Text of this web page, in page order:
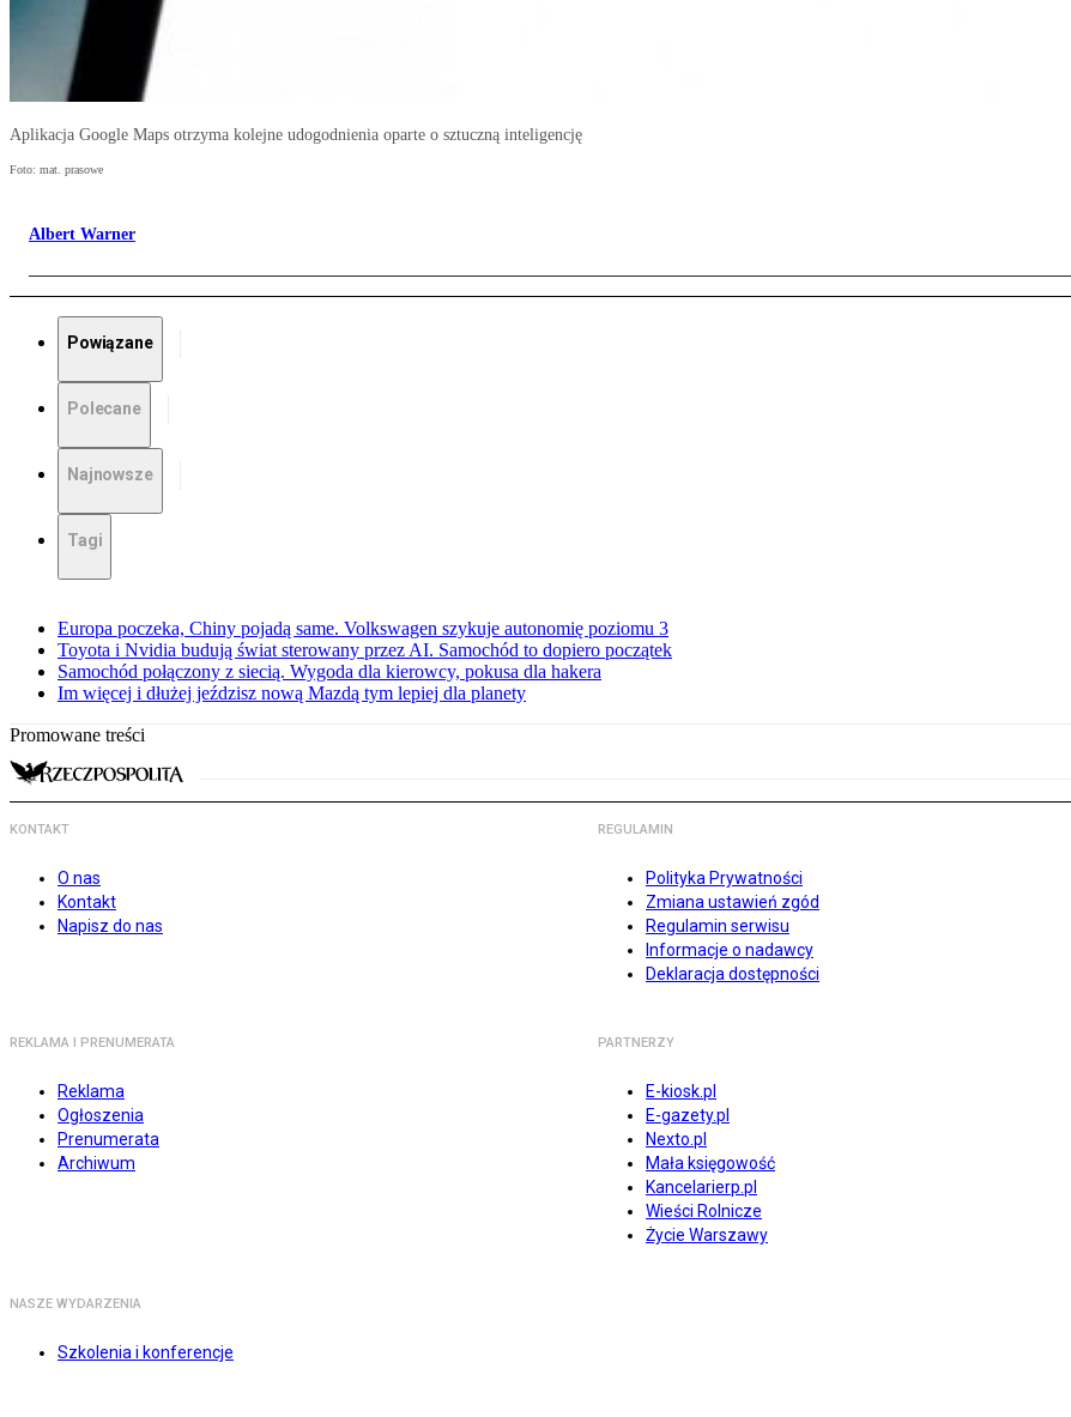
Aplikacja Google Maps otrzyma kolejne udogodnienia oparte o sztuczną inteligencję
Foto: mat. prasowe
Albert Warner
Powiązane
Polecane
Najnowsze
Tagi
Europa poczeka, Chiny pojadą same. Volkswagen szykuje autonomię poziomu 3
Toyota i Nvidia budują świat sterowany przez AI. Samochód to dopiero początek
Samochód połączony z siecią. Wygoda dla kierowcy, pokusa dla hakera
Im więcej i dłużej jeździsz nową Mazdą tym lepiej dla planety
Promowane treści
KONTAKT
O nas
Kontakt
Napisz do nas
REGULAMIN
Polityka Prywatności
Zmiana ustawień zgód
Regulamin serwisu
Informacje o nadawcy
Deklaracja dostępności
REKLAMA I PRENUMERATA
Reklama
Ogłoszenia
Prenumerata
Archiwum
PARTNERZY
E-kiosk.pl
E-gazety.pl
Nexto.pl
Mała księgowość
Kancelarierp.pl
Wieści Rolnicze
Życie Warszawy
NASZE WYDARZENIA
Szkolenia i konferencje